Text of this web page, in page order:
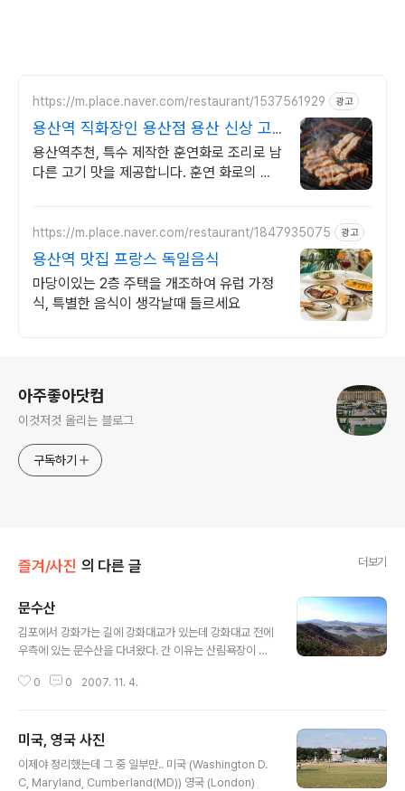
https://m.place.naver.com/restaurant/1537561929 광고
용산역 직화장인 용산점 용산 신상 고
기 맛집!
용산역추천, 특수 제작한 훈연화로 조리로 남
다른 고기 맛을 제공합니다. 훈연 화로의 깊
https://m.place.naver.com/restaurant/1847935075 광고
용산역 맛집 프랑스 독일음식
마당이있는 2층 주택을 개조하여 유럽 가정
식, 특별한 음식이 생각날때 들르세요
아주좋아닷컴
이것저것 올리는 블로그
구독하기
즐겨/사진 의 다른 글 더보기
문수산
김포에서 강화가는 길에 강화대교가 있는데 강화대교 전에
우측에 있는 문수산을 다녀왔다. 간 이유는 산림욕장이 있
크지 않고 별로 볼게 없다고 생각된다. 그래도 산에도 왔으
편이지만 문수산성과 강화, 김포 시내를 한눈에 바라볼 수
있는 멋진 전망과 붉은 단풍이 기억에 남는다. 아쉬운점은
등산로 안내표지가 있긴 하지만 조금 더 늘려줬으면 하는
0 0 2007. 11. 4.
미국, 영국 사진
이제야 정리했는데 그 중 일부만.. 미국 (Washington D.
C, Maryland, Cumberland(MD)) 영국 (London)